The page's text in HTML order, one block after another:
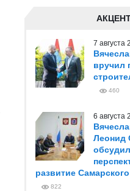
7 августа
вручил
460
6 августа
Леонид
развитие
822